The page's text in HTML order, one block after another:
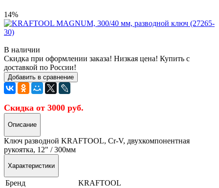
14%
В наличии
Скидка при оформлении заказа! Низкая цена! Купить с
доставкой по России!
Добавить в сравнение
Скидка от 3000 руб.
Описание
Ключ разводной KRAFTOOL, Сr-V, двухкомпонентная
рукоятка, 12" / 300мм
Характеристики
Бренд
KRAFTOOL